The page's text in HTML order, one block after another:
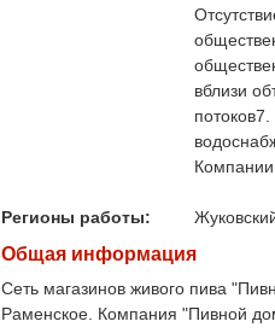
вблизи
Компании.
Регионы работы:
Общая информация
Сеть магазинов живого пива
Раменское. Компания "Пивной